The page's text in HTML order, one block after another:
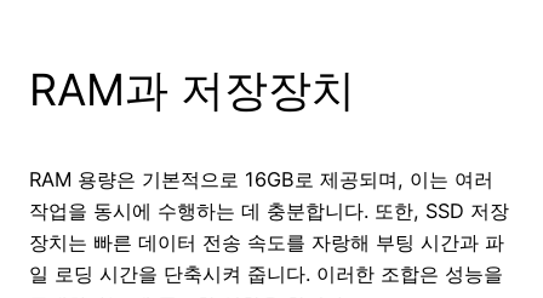
RAM과 저장장치
RAM 용량은 기본적으로 16GB로 제공되며, 이는 여러
작업을 동시에 수행하는 데 충분합니다. 또한, SSD 저장
장치는 빠른 데이터 전송 속도를 자랑해 부팅 시간과 파
일 로딩 시간을 단축시켜 줍니다. 이러한 조합은 성능을